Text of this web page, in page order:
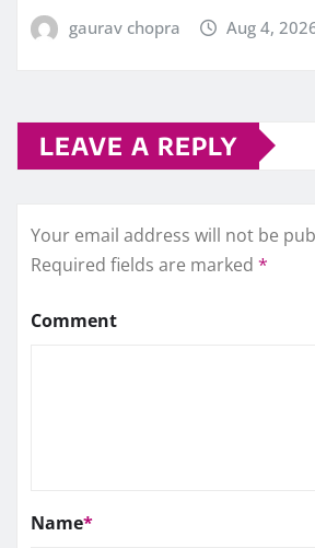
gaurav chopra Aug 4,
LEAVE A REPLY
Your email address will not be
Required fields are marked *
Comment
Name*